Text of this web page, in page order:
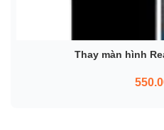
Thay màn hình